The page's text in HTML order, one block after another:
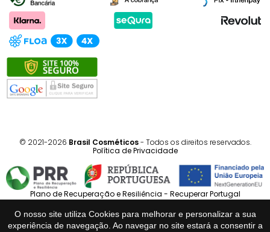
O nosso site utiliza Cookies para melhorar e personalizar a sua
experiência de navegação. Ao navegar no site estará a consentir a
© 2021-2026 Brasil Cosméticos- Todos os direitos reservados.
Política de Privacidade
Plano de Recuperação e Resiliência - Recuperar Portugal
Português Español